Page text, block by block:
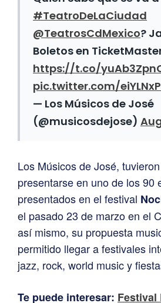
#TeatroDeLaCiudad
@TeatrosCdMexico?
Boletos en
https://t.co/
pic.twitter.com/
— Los Músicos de José
(@musicosdejose)
Los Músicos de José,
presentarse en uno de los 90
presentados en el festival
el pasado 23 de marzo en el
así mismo, su propuesta
permitido llegar a festivales
jazz, rock, world music y
Te puede interesar: Festival